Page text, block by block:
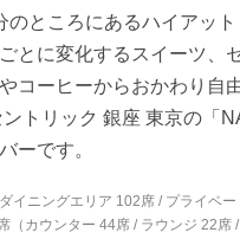
のところにあるハイアッ
とに変化するスイーツ、
コーヒーからおかわり自
トリック 銀座 東京の「
ーです。
イニングエリア 102席 / プライベ
（カウンター 44席 / ラウンジ 22席 /